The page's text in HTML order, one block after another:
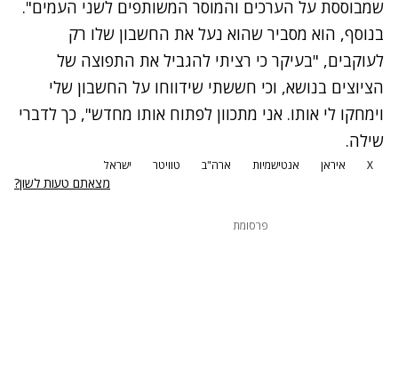
שמבוססת על הערכים והמוסר המשותפים לשני העמים".
בנוסף, הוא מסביר שהוא נעל את החשבון שלו רק
לעוקבים, "בעיקר כי רציתי להגביל את התפוצה של
הציוצים בנושא, וכי חששתי שידווחו על החשבון שלי
וימחקו לי אותו. אני מתכוון לפתוח אותו מחדש", כך לדברי
שילה.
X איראן אנטישמיות ארה"ב טוויטר ישראל
מצאתם טעות לשון?
פרסומת